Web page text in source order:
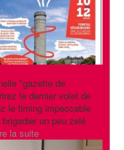
"gazette de
le dernier volet de
le timing impeccable
un peu zelé
la suite